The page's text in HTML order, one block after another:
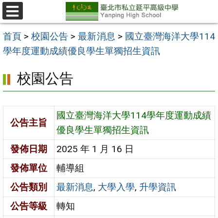
跳
至
主
要
區
選
單
首頁 >校園公告 >最新消息 > 國立臺灣海洋大學114
學年度運動成績優良學生單獨招生資訊
校園公告
公告主旨
國立臺灣海洋大學114學年度運動成績
優良學生單獨招生資訊
發佈日期
2025 年 1 月 16 日
發佈單位
輔導組
公告類別
最新消息, 大學入學, 升學資訊
公告等級
轉知